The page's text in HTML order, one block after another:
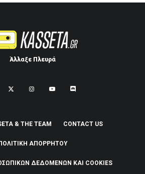
Άλλαξε Πλευρά
& THE TEAM CONTACT US
ΑΠΟΡΡΉΤΟΥ
ΔΕΔΟΜΈΝΩΝ ΚΑΙ COOKIES